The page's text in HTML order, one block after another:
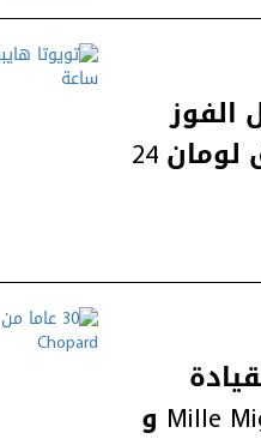
الفوز
الأول لها في سباق لومان 24
تجمع بين سباق Mille Miglia و